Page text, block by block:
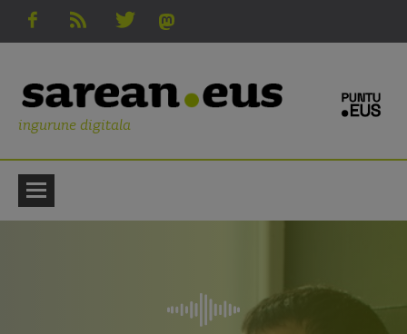
ingurune digitala